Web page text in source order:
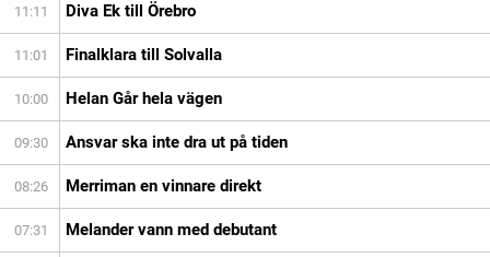
11:11 Diva Ek till Örebro
11:01 Finalklara till Solvalla
10:00 Helan Går hela vägen
09:30 Ansvar ska inte dra ut på tiden
08:26 Merriman en vinnare direkt
07:31 Melander vann med debutant